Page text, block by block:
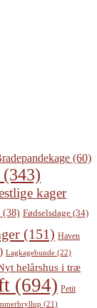
(60)
(343)
kager
(38) Fødselsdage (34)
(151) Haven
Lagkagebunde (22)
helårshus i træ
(694) Petit
(21)